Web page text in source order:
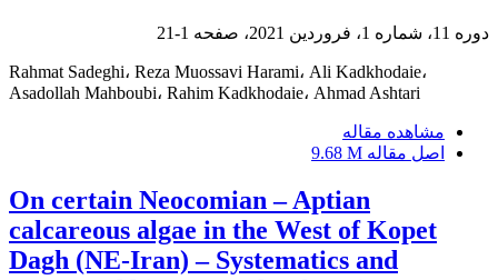
دوره 11، شماره 1، فروردین 2021، صفحه 1-21
Rahmat Sadeghi، Reza Muossavi Harami، Ali Kadkhodaie،
Asadollah Mahboubi، Rahim Kadkhodaie، Ahmad Ashtari
مشاهده مقاله
اصل مقاله 9.68 M
On certain Neocomian – Aptian
calcareous algae in the West of Kopet
Dagh (NE-Iran) – Systematics and